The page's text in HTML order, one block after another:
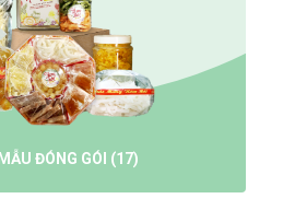
MỨT TẾT(68)